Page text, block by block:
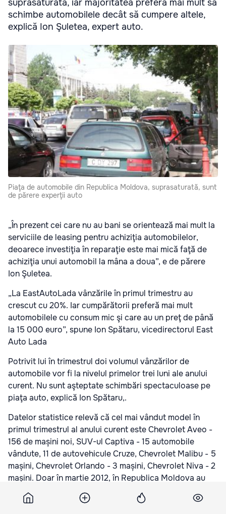
suprasaturată, iar majoritatea preferă mai mult să
schimbe automobilele decât să cumpere altele,
explică Ion Şuletea, expert auto.
Piaţa de automobile din Republica Moldova, suprasaturată, sunt
de părere experţii auto
„În prezent cei care nu au bani se orientează mai mult la
serviciile de leasing pentru achiziţia automobilelor,
deoarece investiţia în reparaţie este mai mică faţă de
achiziţia unui automobil la mâna a doua”, e de părere
Ion Şuletea.
„La EastAutoLada vânzările în primul trimestru au
crescut cu 20%. Iar cumpărătorii preferă mai mult
automobilele cu consum mic şi care au un preţ de până
la 15 000 euro”, spune Ion Spătaru, vicedirectorul East
Auto Lada
Potrivit lui în trimestrul doi volumul vânzărilor de
automobile vor fi la nivelul primelor trei luni ale anului
curent. Nu sunt aşteptate schimbări spectaculoase pe
piaţa auto, explică Ion Spătaru,.
Datelor statistice relevă că cel mai vândut model în
primul trimestrul al anului curent este Chevrolet Aveo -
156 de mașini noi, SUV-ul Captiva - 15 automobile
vândute, 11 de autovehicule Cruze, Chevrolet Malibu - 5
mașini, Chevrolet Orlando - 3 mașini, Chevrolet Niva - 2
mașini. Doar în martie 2012, în Republica Moldova au
fost vândute 423 de autoturisme noi, ceea ce
reprezintă o creștere cu 9% față de luna precedentă.